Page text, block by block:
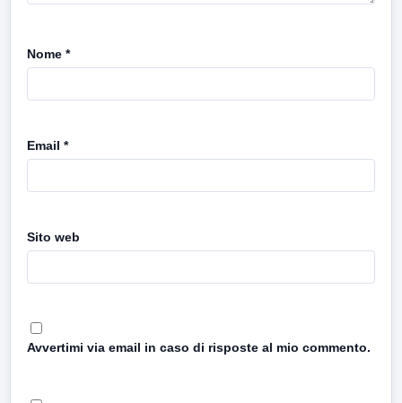
Nome *
Email *
Sito web
Avvertimi via email in caso di risposte al mio commento.